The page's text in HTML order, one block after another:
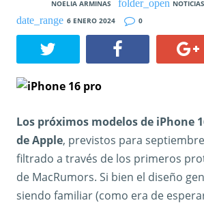
NOELIA ARMINAS
6 ENERO 2024
0
Los próximos modelos de iPhone
de Apple, previstos para
filtrado a través de los primeros
de MacRumors. Si bien el diseño
siendo familiar (como era de